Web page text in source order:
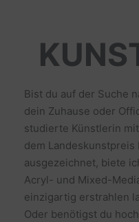
Bist du auf der Suche
dein Zuhause oder
studierte Künstlerin
dem Landeskunstpreis
ausgezeichnet, biete
Acryl- und Mixed-
einzigartig erstrahlen
Oder benötigst du